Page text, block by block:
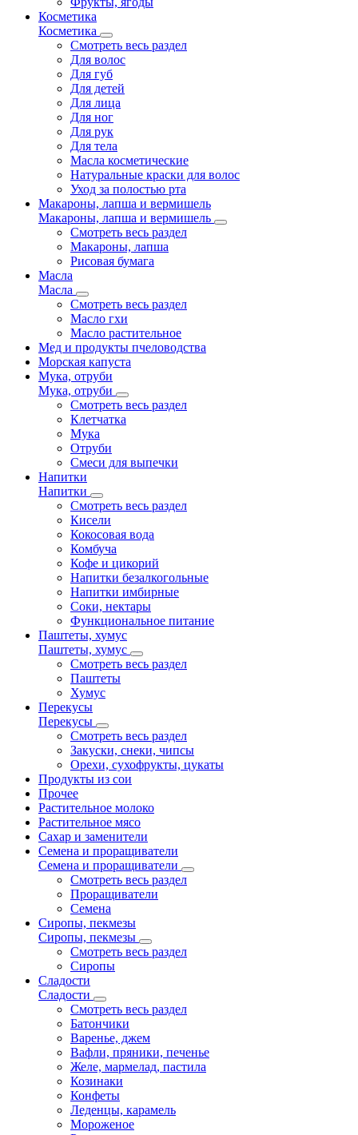
Косметика
Косметика
Смотреть весь раздел
Для волос
Для губ
Для детей
Для лица
Для ног
Для рук
Для тела
Масла косметические
Натуральные краски для волос
Уход за полостью рта
Макароны, лапша и вермишель
Макароны, лапша и вермишель
Смотреть весь раздел
Макароны, лапша
Рисовая бумага
Масла
Масла
Смотреть весь раздел
Масло гхи
Масло растительное
Мед и продукты пчеловодства
Морская капуста
Мука, отруби
Мука, отруби
Смотреть весь раздел
Клетчатка
Мука
Отруби
Смеси для выпечки
Напитки
Напитки
Смотреть весь раздел
Кисели
Кокосовая вода
Комбуча
Кофе и цикорий
Напитки безалкогольные
Напитки имбирные
Соки, нектары
Функциональное питание
Паштеты, хумус
Паштеты, хумус
Смотреть весь раздел
Паштеты
Хумус
Перекусы
Перекусы
Смотреть весь раздел
Закуски, снеки, чипсы
Орехи, сухофрукты, цукаты
Продукты из сои
Прочее
Растительное молоко
Растительное мясо
Сахар и заменители
Семена и проращиватели
Семена и проращиватели
Смотреть весь раздел
Проращиватели
Семена
Сиропы, пекмезы
Сиропы, пекмезы
Смотреть весь раздел
Сиропы
Сладости
Сладости
Смотреть весь раздел
Батончики
Варенье, джем
Вафли, пряники, печенье
Желе, мармелад, пастила
Козинаки
Конфеты
Леденцы, карамель
Мороженое